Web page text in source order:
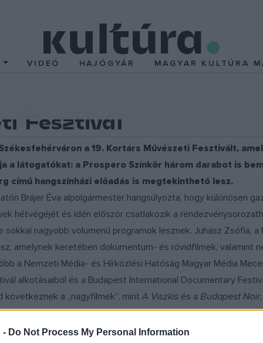
- Do Not Process My Personal Information
VIDEÓ HAJÓGYÁR MAGYAR KULTÚRA
Fesztivál
a 19. Kortárs Művészeti Fesztivált,
a látogatókat: a Prospero Színkör három darabot is
című hangszínházi előadás is megtekinthető lesz.
Brájer Éva alpolgármester hangsúlyozta, hogy különösen
hétvégéjét és idén először csatlakozik a
nagyobb volumenű programok lesznek. Juhász Zsófia,
amelynek keretében dokumentum- és rövidfilmek, valamint
a Nemzeti Média- és Hírközlési Hatóság Magyar Média
alkotásaiból és a Budapest International Documentary
a „nagyfilmek”, mintA Viszkis és a Budapest Noir
halálacímű filmek.